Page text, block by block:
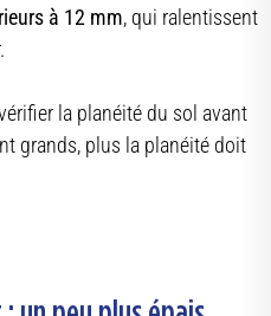
à 12 mm, qui ralentissent
la planéité du sol avant
grands, plus la planéité doit